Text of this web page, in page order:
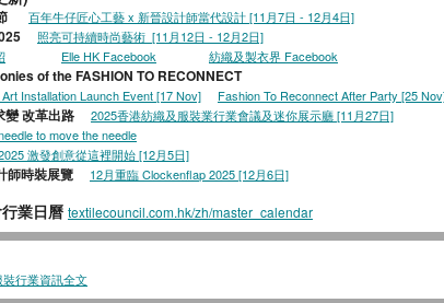
百年牛仔匠心工藝 x 新晉設計師當代設計 [11月7日 - 12月4日]
照亮可持續時尚藝術 [11月12日 - 12月2日]
Elle HK Facebook 紡織及製衣界 Facebook
of the FASHION TO RECONNECT
Installation Launch Event [17 Nov] Fashion To Reconnect After Party [25
變 改革出路
2025香港紡織及服裝業行業會議及迷你展示廳 [11月27日]
to move the needle
激發創意從這裡開始 [12月5日]
師時裝展覽 12月重臨 Clockenflap 2025 [12月6日]
業日曆 textilecouncil.com.hk/zh/master_calendar
行業資訊全文